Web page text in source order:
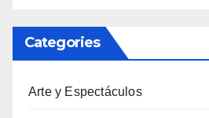
Categories
Arte y Espectáculos